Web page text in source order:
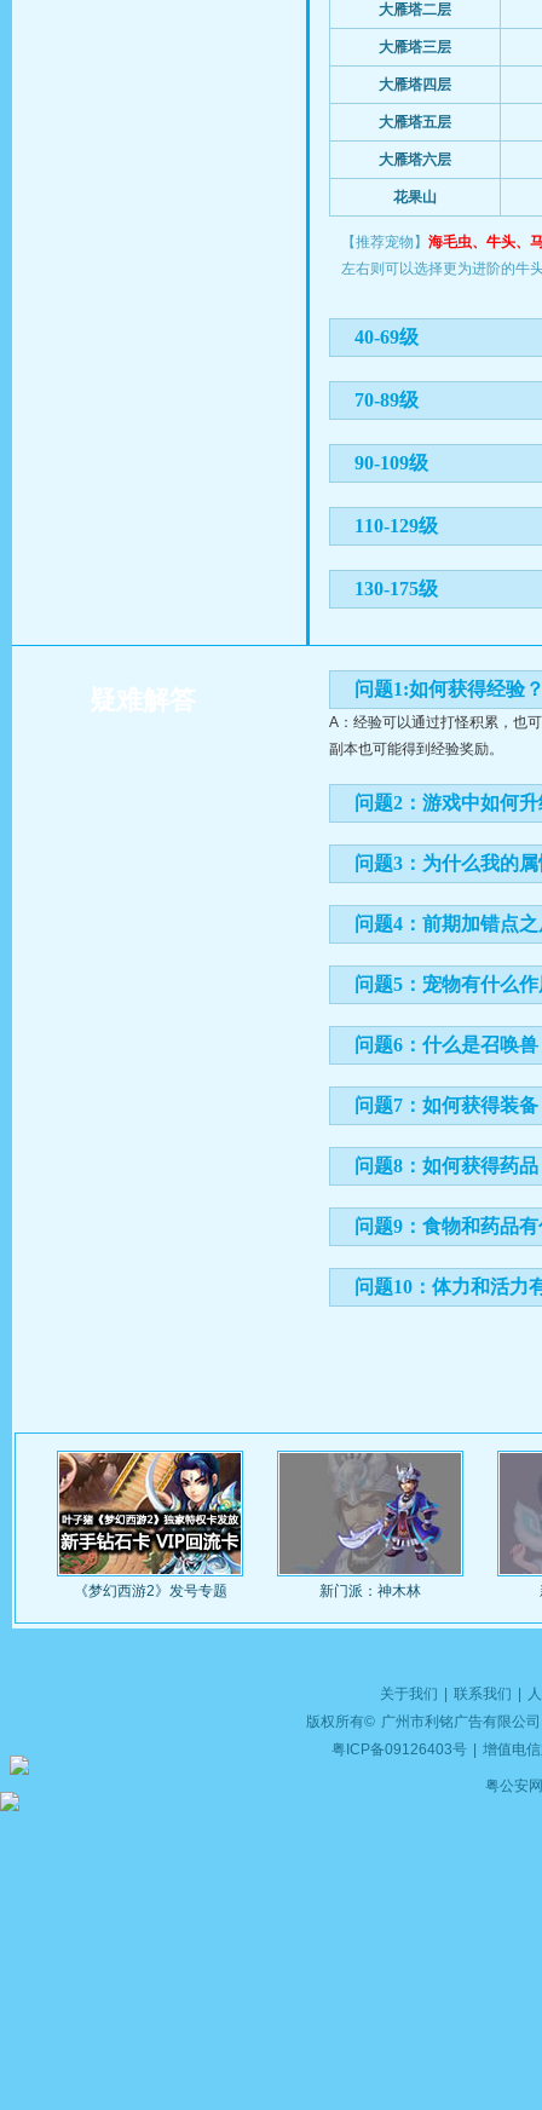
大雁塔二层
大雁塔三层
大雁塔四层
大雁塔五层
大雁塔六层
花果山
【推荐宠物】 海毛虫、牛头、
左右则可以选择更为进阶的牛
40-69级
70-89级
90-109级
110-129级
130-175级
疑难解答 问题1:如何获得经验
A：经验可以通过打怪积累，也
副本也可能得到经验奖励。
问题2：游戏中如何
问题3：为什么我的
问题4：前期加错点
问题5：宠物有什么
问题6：什么是召唤
问题7：如何获得装备
问题8：如何获得药品
问题9：食物和药品
问题10：体力和活力
《梦幻西游2》发号专题 新门派：神木林
关于我们 联系我们
版权所有© 广州市利铭广告有限公司
粤ICP备09126403号
增值电
粤公安